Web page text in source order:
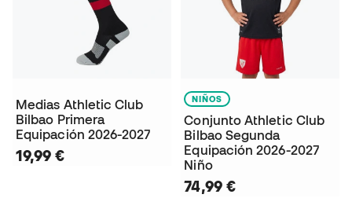
Medias Athletic Club
Bilbao Primera
Equipación 2026-2027
19,99 €
NIÑOS
Conjunto Athletic Club
Bilbao Segunda
Equipación 2026-2027
Niño
74,99 €